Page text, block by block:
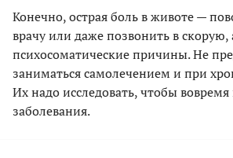
Конечно, острая боль в животе —
врачу или даже позвонить в скорую,
психосоматические причины. Не
заниматься самолечением и при
Их надо исследовать, чтобы
заболевания.